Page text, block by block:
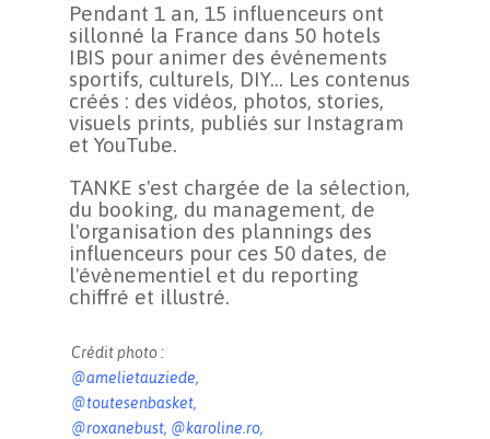
Pendant 1 an, 15 influenceurs ont
sillonné la France dans 50 hotels
IBIS pour animer des événements
sportifs, culturels, DIY... Les contenus
créés : des vidéos, photos, stories,
visuels prints, publiés sur Instagram
et YouTube.
TANKE s'est chargée de la sélection,
du booking, du management, de
l'organisation des plannings des
influenceurs pour ces 50 dates, de
l'évènementiel et du reporting
chiffré et illustré.
Crédit photo :
@amelietauziede,
@toutesenbasket,
@roxanebust, @karoline.ro,